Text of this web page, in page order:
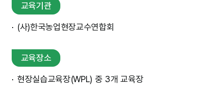
교육기관
(사)한국농업현장교수연합회
교육장소
현장실습교육장(WPL) 중 3개 교육장